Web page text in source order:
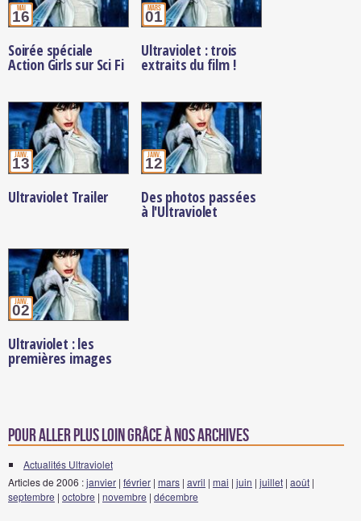
mai
16
Soirée spéciale
Action Girls sur Sci Fi
mars
01
Ultraviolet : trois
extraits du film !
janv.
13
Ultraviolet Trailer
janv.
12
Des photos passées
à l'Ultraviolet
janv.
02
Ultraviolet : les
premières images
Pour aller plus loin grâce à nos archives
Actualités Ultraviolet
Articles de 2006 :janvier | février | mars | avril | mai | juin | juillet | août |
septembre | octobre | novembre | décembre